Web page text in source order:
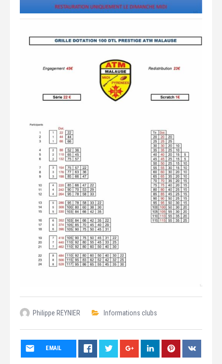
Philippe REYNIER Informations clubs
EMAIL